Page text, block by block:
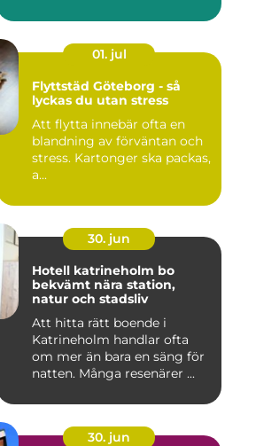
01. jul
Flyttstäd Göteborg - så
lyckas du utan stress
Att flytta innebär ofta en
blandning av förväntan och
stress. Kartonger ska packas,
a...
30. jun
Hotell katrineholm bo
bekvämt nära station,
natur och stadsliv
Att hitta rätt boende i
Katrineholm handlar ofta
om mer än bara en säng för
natten. Många resenärer ...
30. jun